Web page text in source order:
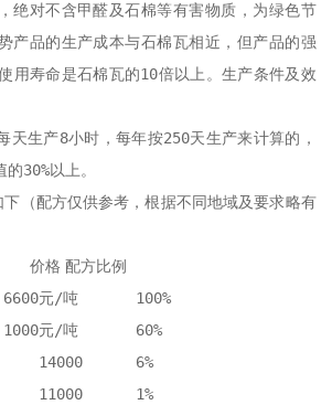
绝对不含甲醛及石棉等有害物质，为绿色节
产品的生产成本与石棉瓦相近，但产品的强
用寿命是石棉瓦的10倍以上。生产条件及效
天生产8小时，每年按250天生产来计算的，
的30%以上。
下（配方仅供参考，根据不同地域及要求略有